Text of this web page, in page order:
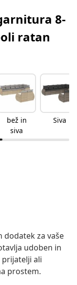
8-
ratan
bež in
siva
Siva
dodatek za vaše
udoben in
ali
prostem.